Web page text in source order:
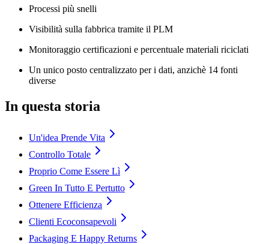
Processi più snelli
Visibilità sulla fabbrica tramite il PLM
Monitoraggio certificazioni e percentuale materiali riciclati
Un unico posto centralizzato per i dati, anzichè 14 fonti
diverse
In questa storia
Un'idea Prende Vita
Controllo Totale
Proprio Come Essere Lì
Green In Tutto E Pertutto
Ottenere Efficienza
Clienti Ecoconsapevoli
Packaging E Happy Returns